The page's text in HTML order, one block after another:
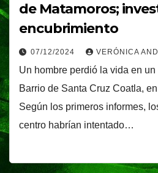
de Matamoros;
encubrimiento
07/12/2024 VERÓNICA
Un hombre perdió la vida en
Barrio de Santa Cruz Coatla,
Según los primeros informes,
centro habrían intentado…